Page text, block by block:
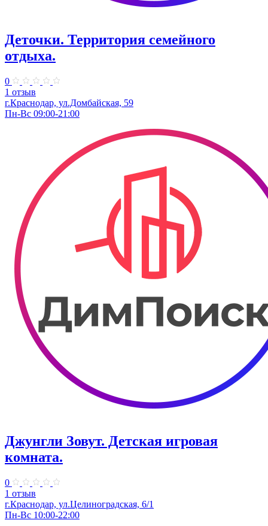
Деточки. Территория семейного
отдыха.
0
1 отзыв
г.Краснодар, ул.Домбайская, 59
Пн-Вс 09:00-21:00
Джунгли Зовут. Детская игровая
комната.
0
1 отзыв
г.Краснодар, ул.​Целиноградская, 6/1
Пн-Вс 10:00-22:00